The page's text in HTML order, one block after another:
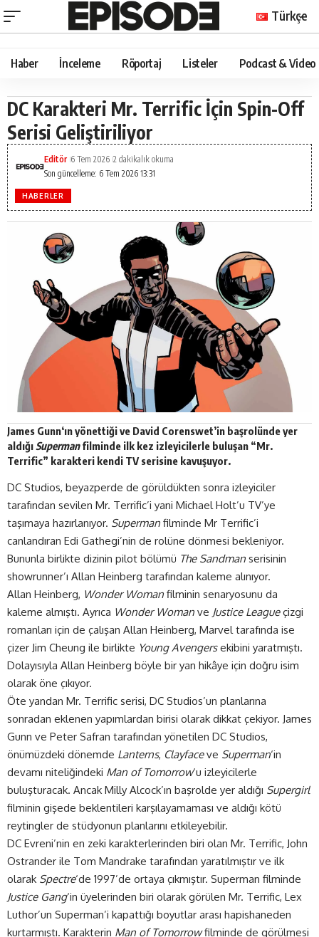
Türkçe
Haber İnceleme Röportaj Listeler Podcast & Video
DC Karakteri Mr. Terrific İçin Spin-Off
Serisi Geliştiriliyor
Son güncelleme: 6 Tem 2026 13:31
Editör 6 Tem 2026 2 dakikalık okuma
HABERLER
James Gunn‘ın yönettiği ve David Corenswet’in başrolünde yer
aldığı Supermanfilminde ilk kez izleyicilerle buluşan “Mr.
Terrific” karakteri kendi TV serisine kavuşuyor.
DC Studios, beyazperde de görüldükten sonra izleyiciler
tarafından sevilen Mr. Terrific’i yani Michael Holt’u TV’ye
taşımaya hazırlanıyor. Superman filminde Mr Terrific’i
canlandıran Edi Gathegi’nin de rolüne dönmesi bekleniyor.
Bununla birlikte dizinin pilot bölümü The Sandman serisinin
showrunner’ı Allan Heinberg tarafından kaleme alınıyor.
Allan Heinberg, Wonder Woman filminin senaryosunu da
kaleme almıştı. Ayrıca Wonder Woman ve Justice Leagueçizgi
romanları için de çalışan Allan Heinberg, Marvel tarafında ise
çizer Jim Cheung ile birlikte Young Avengersekibini yaratmıştı.
Dolayısıyla Allan Heinberg böyle bir yan hikâye için doğru isim
olarak öne çıkıyor.
Öte yandan Mr. Terrific serisi, DC Studios’un planlarına
sonradan eklenen yapımlardan birisi olarak dikkat çekiyor. James
Gunn ve Peter Safran tarafından yönetilen DC Studios,
önümüzdeki dönemde Lanterns, Clayfaceve Superman‘in
devamı niteliğindeki Man of Tomorrow‘u izleyicilerle
buluşturacak. Ancak Milly Alcock’ın başrolde yer aldığı Supergirl
filminin gişede beklentileri karşılayamaması ve aldığı kötü
reytingler de stüdyonun planlarını etkileyebilir.
DC Evreni’nin en zeki karakterlerinden biri olan Mr. Terrific, John
Ostrander ile Tom Mandrake tarafından yaratılmıştır ve ilk
olarak Spectre‘de 1997’de ortaya çıkmıştır. Superman filminde
Justice Gang‘in üyelerinden biri olarak görülen Mr. Terrific, Lex
Luthor’un Superman’i kapattığı boyutlar arası hapishaneden
kurtarmıştı. Karakterin Man of Tomorrowfilminde de görülmesi